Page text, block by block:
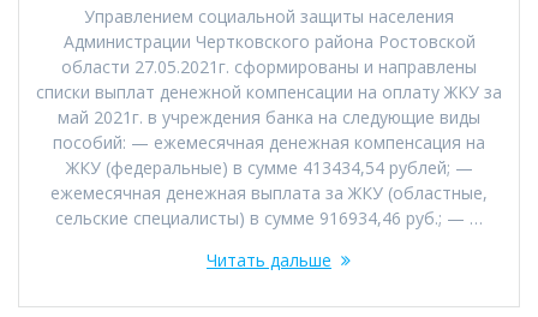
Управлением социальной защиты населения
Администрации Чертковского района Ростовской
области 27.05.2021г. сформированы и направлены
списки выплат денежной компенсации на оплату ЖКУ за
май 2021г. в учреждения банка на следующие виды
пособий: — ежемесячная денежная компенсация на
ЖКУ (федеральные) в сумме 413434,54 рублей; —
ежемесячная денежная выплата за ЖКУ (областные,
сельские специалисты) в сумме 916934,46 руб.; — …
Читать дальше